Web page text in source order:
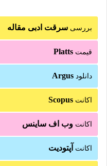
بررسی سرقت ادبی مقاله
قیمت Platts
دانلود Argus
اکانت Scopus
اکانت وب اف ساینس
اکانت آپتودیت